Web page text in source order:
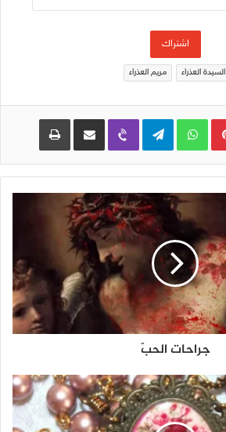
اشتراك
السيدة العذراء مريم العذراء
Pinterest
WhatsApp
Telegram
Viber مشاركة عبر البريد طباعة
جراحات الحبّ